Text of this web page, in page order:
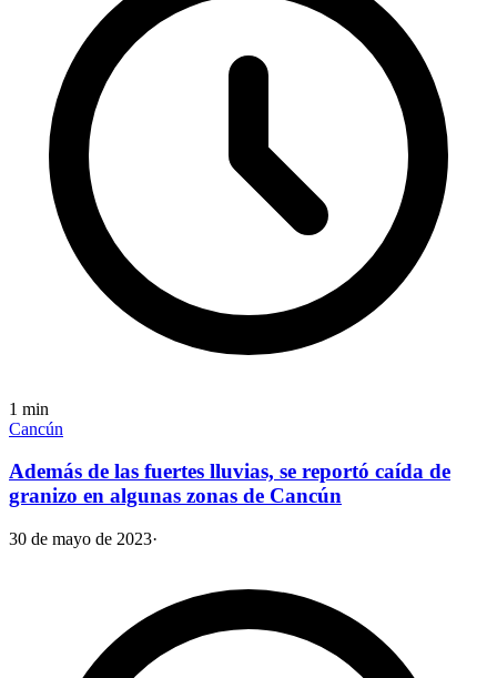
1 min
Cancún
Además de las fuertes lluvias, se reportó caída de
granizo en algunas zonas de Cancún
30 de mayo de 2023·